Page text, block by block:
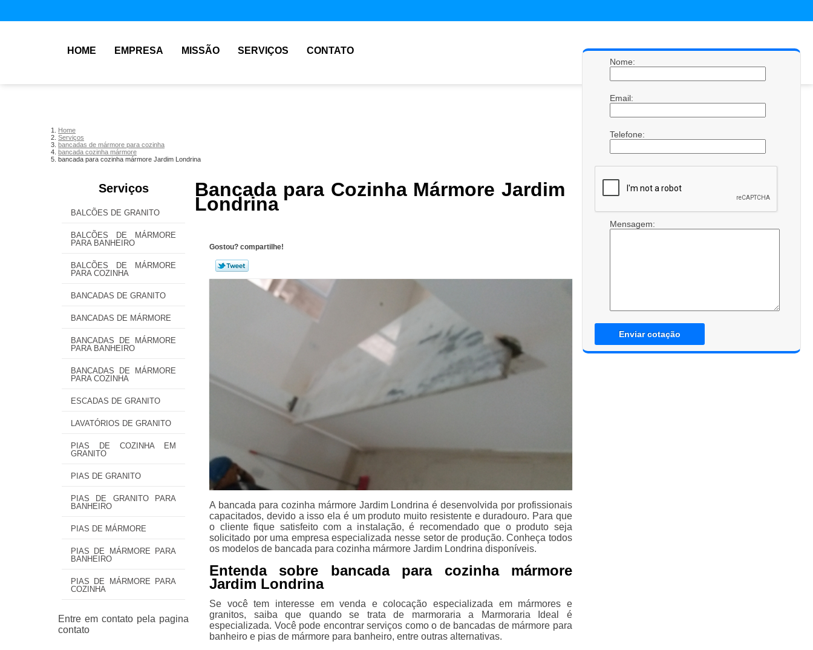
HOME EMPRESA MISSÃO SERVIÇOS CONTATO
Home
Serviços
bancadas de mármore para cozinha
bancada cozinha mármore
bancada para cozinha mármore Jardim Londrina
Serviços
BALCÕES DE GRANITO
BALCÕES DE MÁRMORE
PARA BANHEIRO
BALCÕES DE MÁRMORE
PARA COZINHA
BANCADAS DE GRANITO
BANCADAS DE MÁRMORE
BANCADAS DE MÁRMORE
PARA BANHEIRO
BANCADAS DE MÁRMORE
PARA COZINHA
ESCADAS DE GRANITO
LAVATÓRIOS DE GRANITO
PIAS DE COZINHA EM
GRANITO
PIAS DE GRANITO
PIAS DE GRANITO PARA
BANHEIRO
PIAS DE MÁRMORE
PIAS DE MÁRMORE PARA
BANHEIRO
PIAS DE MÁRMORE PARA
COZINHA
Bancada para Cozinha Mármore Jardim
Londrina
Gostou? compartilhe!
A bancada para cozinha mármore Jardim Londrina é desenvolvida por profissionais
capacitados, devido a isso ela é um produto muito resistente e duradouro. Para que
o cliente fique satisfeito com a instalação, é recomendado que o produto seja
solicitado por uma empresa especializada nesse setor de produção. Conheça todos
os modelos de bancada para cozinha mármore Jardim Londrina disponíveis.
Entenda sobre bancada para cozinha mármore
Jardim Londrina
Se você tem interesse em venda e colocação especializada em mármores e
granitos, saiba que quando se trata de marmoraria a Marmoraria Ideal é
especializada. Você pode encontrar serviços como o de bancadas de mármore para
banheiro e pias de mármore para banheiro, entre outras alternativas.
Nome:
Email:
Telefone:
Mensagem:
Enviar cotação